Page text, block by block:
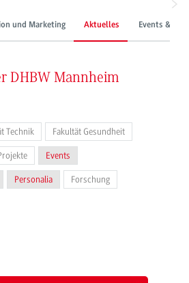
und Marketing Aktuelles Events &
DHBW Mannheim
Technik Fakultät Gesundheit
Events
Personalia Forschung